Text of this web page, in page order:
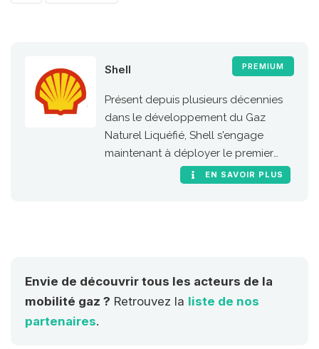
PREMIUM
Shell
Présent depuis plusieurs décennies
dans le développement du Gaz
Naturel Liquéfié, Shell s'engage
maintenant à déployer le premier
réseau européen de stations GNV le
EN SAVOIR PLUS
Envie de découvrir tous les acteurs de la
mobilité gaz ? Retrouvez la liste de nos
partenaires.